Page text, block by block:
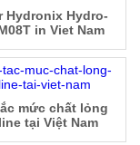
Hydronix Hydro-
in Viet Nam
mức chất lỏng
tại Việt Nam